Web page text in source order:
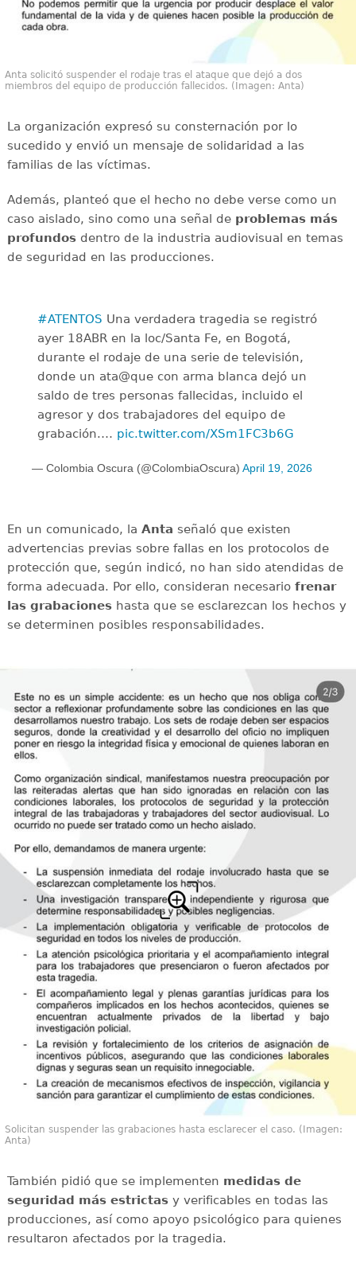
Anta solicitó suspender el rodaje tras el ataque que dejó a dos
miembros del equipo de producción fallecidos. (Imagen: Anta)
La organización expresó su consternación por lo
sucedido y envió un mensaje de solidaridad a las
familias de las víctimas.
Además, planteó que el hecho no debe verse como un
caso aislado, sino como una señal de problemas más
profundosdentro de la industria audiovisual en temas
de seguridad en las producciones.
#ATENTOS Una verdadera tragedia se registró
ayer 18ABR en la loc/Santa Fe, en Bogotá,
durante el rodaje de una serie de televisión,
donde un ata@que con arma blanca dejó un
saldo de tres personas fallecidas, incluido el
agresor y dos trabajadores del equipo de
grabación.… pic.twitter.com/XSm1FC3b6G
— Colombia Oscura (@ColombiaOscura) April 19, 2026
En un comunicado, la Anta señaló que existen
advertencias previas sobre fallas en los protocolos de
protección que, según indicó, no han sido atendidas de
forma adecuada. Por ello, consideran necesario frenar
las grabacioneshasta que se esclarezcan los hechos y
se determinen posibles responsabilidades.
Solicitan suspender las grabaciones hasta esclarecer el caso. (Imagen:
Anta)
También pidió que se implementen medidas de
seguridad más estrictasy verificables en todas las
producciones, así como apoyo psicológico para quienes
resultaron afectados por la tragedia.